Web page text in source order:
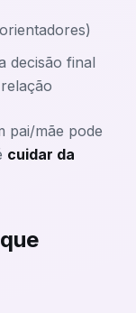
decisão final
pai/mãe pode
cuidar da